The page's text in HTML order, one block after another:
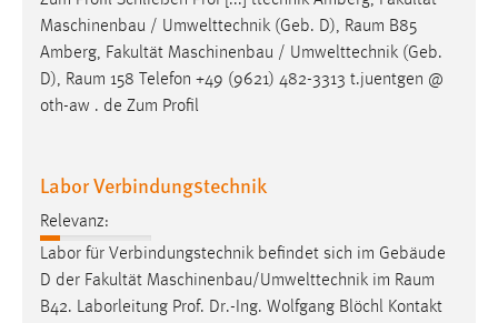
Maschinenbau / Umwelttechnik (Geb. D), Raum B85
Amberg, Fakultät Maschinenbau / Umwelttechnik (Geb.
D), Raum 158 Telefon +49 (9621) 482-3313 t.juentgen @
oth-aw . de Zum Profil
Labor Verbindungstechnik
Relevanz:
Labor für Verbindungstechnik befindet sich im Gebäude
D der Fakultät Maschinenbau/Umwelttechnik im Raum
B42. Laborleitung Prof. Dr.-Ing. Wolfgang Blöchl Kontakt